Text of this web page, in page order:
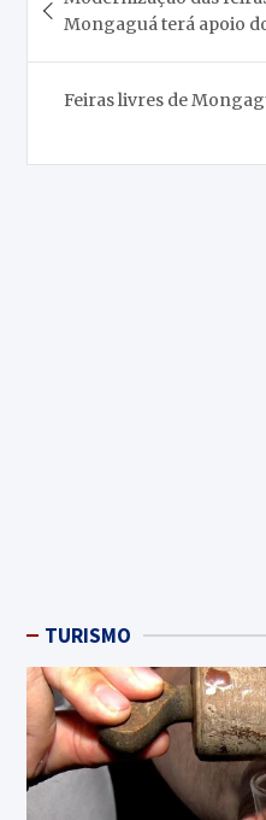
de
Post
Mongaguá terá apoio
Feiras livres de
TURISMO